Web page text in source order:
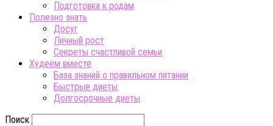
Подготовка к родам
Полезно знать
Досуг
Личный рост
Секреты счастливой семьи
Худеем вместе
База знаний о правильном питании
Быстрые диеты
Долгосрочные диеты
Поиск